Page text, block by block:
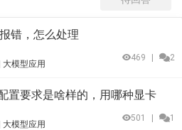
错，怎么处理
大模型应用
469 2
置要求是啥样的，用哪种显卡
大模型应用
501 1